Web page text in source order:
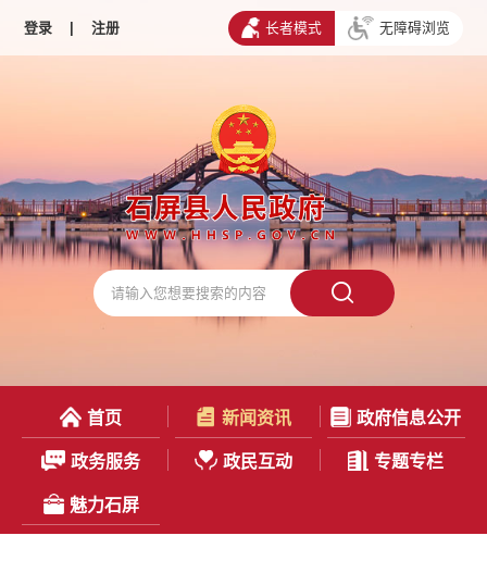
登录 | 注册 长者模式 无障碍浏览
首页 新闻资讯 政府信息公开
政务服务 政民互动 专题专栏
魅力石屏